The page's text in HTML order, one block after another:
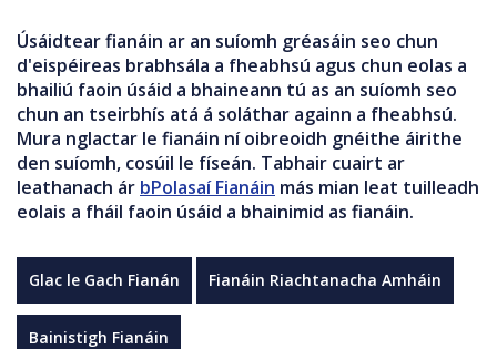
Úsáidtear fianáin ar an suíomh gréasáin seo chun
d'eispéireas brabhsála a fheabhsú agus chun eolas a
bhailiú faoin úsáid a bhaineann tú as an suíomh seo
chun an tseirbhís atá á soláthar againn a fheabhsú.
Mura nglactar le fianáin ní oibreoidh gnéithe áirithe
den suíomh, cosúil le físeán. Tabhair cuairt ar
leathanach ár bPolasaí Fianáin más mian leat tuilleadh
eolais a fháil faoin úsáid a bhainimid as fianáin.
Glac le Gach Fianán Fianáin Riachtanacha Amháin
Bainistigh Fianáin